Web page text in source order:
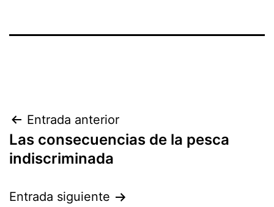
Entrada anterior
Las consecuencias de la pesca
indiscriminada
Entrada siguiente